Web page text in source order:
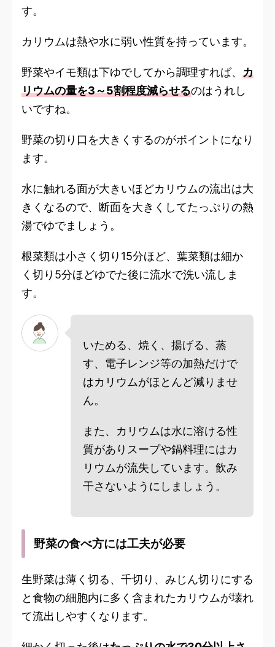
す。
カリウムは熱や水に弱い性質を持っています。
野菜やイモ類は下ゆでしてから調理すれば、 カ
リウムの量を3～5割程度減らせるのはうれし
いですね。
野菜の切り口を大きくするのがポイントになり
ます。
水に触れる面が大きいほどカリウムの流出は大
きくなるので、断面を大きくしてたっぷりの熱
湯でゆでましょう。
根菜類は小さく切り15分ほど、葉菜類は細か
く切り5分ほどゆでた後に流水で洗い流しま
す。
いためる、焼く、揚げる、蒸
す、電子レンジ等の加熱だけで
はカリウムがほとんど減りませ
ん。
また、カリウムは水に溶ける性
質がありスープや鍋料理にはカ
リウムが流失しています。飲み
干さないようにしましょう。
野菜の食べ方には工夫が必要
生野菜は薄く切る、千切り、みじん切りにする
と食物の細胞内に多く含まれたカリウムが壊れ
て流出しやすくなります。